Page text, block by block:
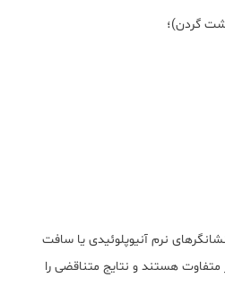
گردن)؛
نرم آنیوپلوئیدی یا سافت
متفاوت هستند و نتایج متناقضی را